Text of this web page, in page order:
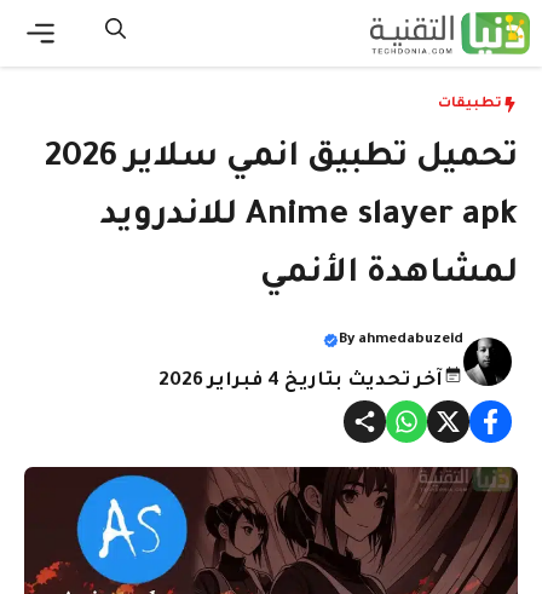
انتقل
إلى
تطبيقات
تحميل تطبيق انمي سلاير 2026
Anime slayer apk للاندرويد
لمشاهدة الأنمي
By ahmedabuzeid
آخر تحديث بتاريخ 4 فبراير 2026